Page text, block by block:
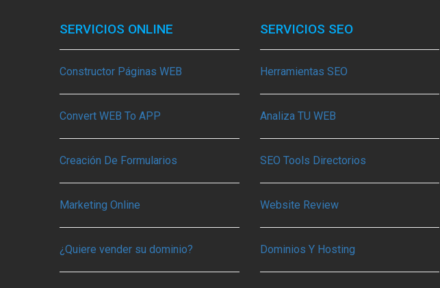
SERVICIOS ONLINE
Constructor Páginas WEB
Convert WEB To APP
Creación De Formularios
Marketing Online
¿Quiere vender su dominio?
SERVICIOS SEO
Herramientas SEO
Analiza TU WEB
SEO Tools Directorios
Website Review
Dominios Y Hosting